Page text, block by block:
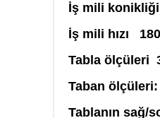
İş mili
İş mili hızı 180
Tabla ölçüleri
Taban ölçüleri:
Tablanın sağ/